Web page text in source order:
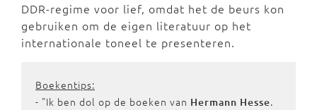
DDR-regime voor lief, omdat het de beurs kon
gebruiken om de eigen literatuur op het
internationale toneel te presenteren.
Boekentips:
- "Ik ben dol op de boeken van Hermann Hesse.